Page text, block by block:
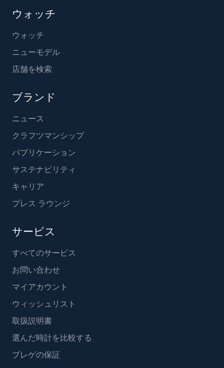
ウォッチ
ウォッチ
ニューモデル
店舗を検索
ブランド
ニュース
クラフツマンシップ
パブリケーション
サステナビリティ
キャリア
プレス ラウンジ
サービス
すべてのサービス
お問い合わせ
マイアカウント
ウィッシュリスト
取扱説明書
選んだ時計を比較する
ブレゲの保証